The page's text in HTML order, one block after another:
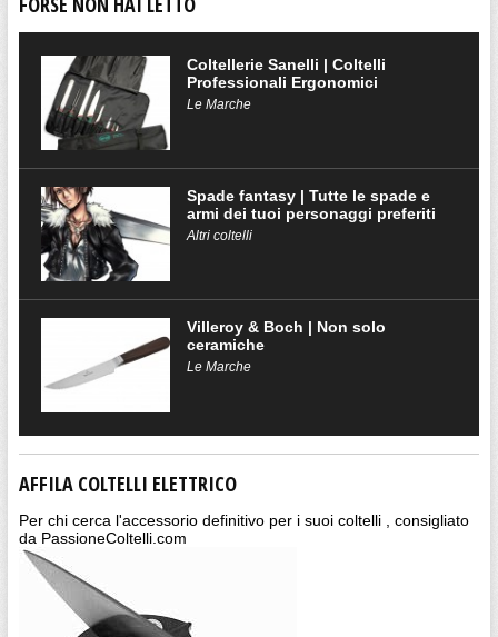
Coltellerie Sanelli | Coltelli
Professionali Ergonomici
Le Marche
Spade fantasy | Tutte le spade e
armi dei tuoi personaggi preferiti
Altri coltelli
Villeroy & Boch | Non solo
ceramiche
Le Marche
AFFILA COLTELLI ELETTRICO
Per chi cerca l'accessorio definitivo per i suoi coltelli , consigliato
da PassioneColtelli.com